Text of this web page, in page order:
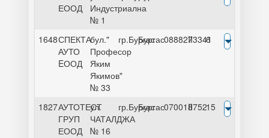
ЕООД
Индустриална
№ 1
1648СПЕКТА
АУТО
EООД
бул."
Професор
Яким
Якимов"
№ 33
гр.Бургас
Бургас0888273341
II 6
1827АУТОТЕСТ
ГРУП
ЕООД
ул.
ЧАТАЛДЖА
№ 16
гр.Бургас
Бургас070018752
II 15